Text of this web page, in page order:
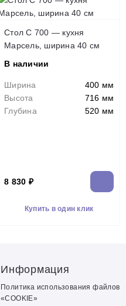
Стол С 700 — кухня
Марсель, ширина 40 см
В наличии
Ширина
400 мм
Высота
716 мм
Глубина
520 мм
8 830 ₽
Купить в один клик
Информация
Политика использования файлов
«COOKIE»